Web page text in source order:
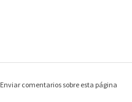
Enviar comentarios sobre esta página